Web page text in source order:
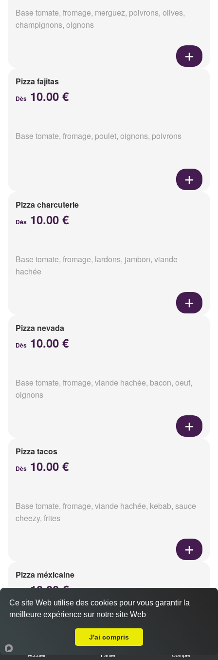
Base tomate, fromage, merguez, poivrons, olives,
champignons, oignons
Pizza fajitas
Dès 10.00 €
Base tomate, fromage, poulet, oignons, poivrons
Pizza charcuterie
Dès 10.00 €
Base tomate, fromage, lardons, jambon, viande
hachée
Pizza nevada
Dès 10.00 €
Base tomate, fromage, viande hachée, bacon, oeuf,
oignons
Pizza tacos
Dès 10.00 €
Base tomate, fromage, viande hachée, kebab, sauce
cheezy, frites
Pizza méxicaine
10.00 €
Base sauce barbecue, fromage, viande hachée,
Accueil Panier Compte
Ce site Web utilise des cookies pour vous garantir la
meilleure expérience sur notre site Web
J'ai compris